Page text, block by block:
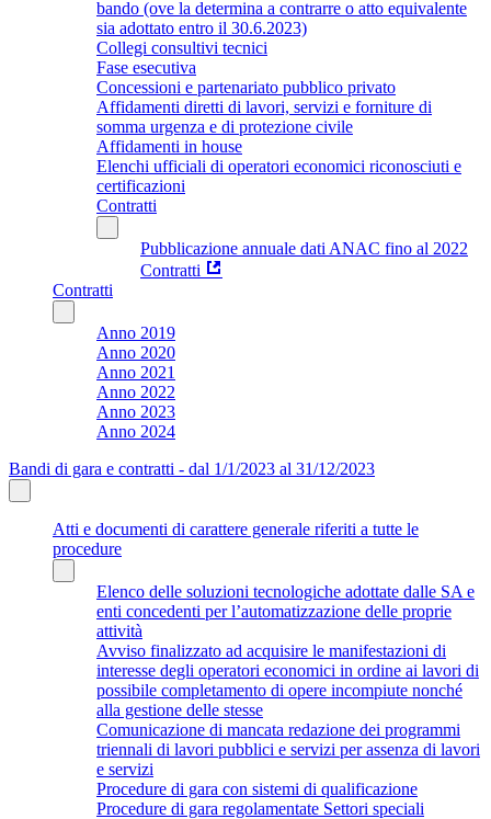
bando (ove la determina a contrarre o atto equivalente
sia adottato entro il 30.6.2023)
Collegi consultivi tecnici
Fase esecutiva
Concessioni e partenariato pubblico privato
Affidamenti diretti di lavori, servizi e forniture di
somma urgenza e di protezione civile
Affidamenti in house
Elenchi ufficiali di operatori economici riconosciuti e
certificazioni
Contratti
Pubblicazione annuale dati ANAC fino al 2022
Contratti
Contratti
Anno 2019
Anno 2020
Anno 2021
Anno 2022
Anno 2023
Anno 2024
Bandi di gara e contratti - dal 1/1/2023 al 31/12/2023
Atti e documenti di carattere generale riferiti a tutte le
procedure
Elenco delle soluzioni tecnologiche adottate dalle SA e
enti concedenti per l’automatizzazione delle proprie
attività
Avviso finalizzato ad acquisire le manifestazioni di
interesse degli operatori economici in ordine ai lavori di
possibile completamento di opere incompiute nonché
alla gestione delle stesse
Comunicazione di mancata redazione dei programmi
triennali di lavori pubblici e servizi per assenza di lavori
e servizi
Procedure di gara con sistemi di qualificazione
Procedure di gara regolamentate Settori speciali